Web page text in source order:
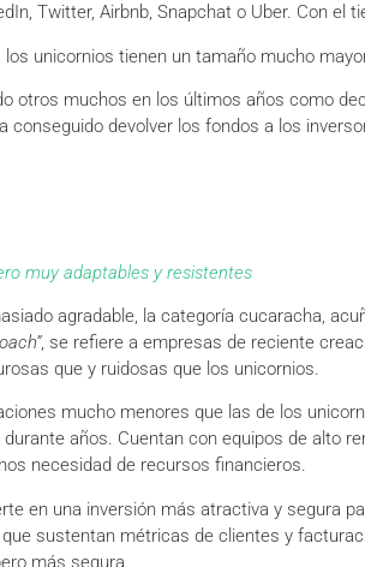
Twitter, Airbnb, Snapchat o Uber. Con el
unicornios tienen un tamaño mucho
otros muchos en los últimos años como
conseguido devolver los fondos a los
muy adaptables y resistentes
agradable, la categoría cucaracha,
, se refiere a empresas de reciente
que y ruidosas que los unicornios.
mucho menores que las de los
años. Cuentan con equipos de alto
necesidad de recursos financieros.
en una inversión más atractiva y segura
sustentan métricas de clientes y
más segura.